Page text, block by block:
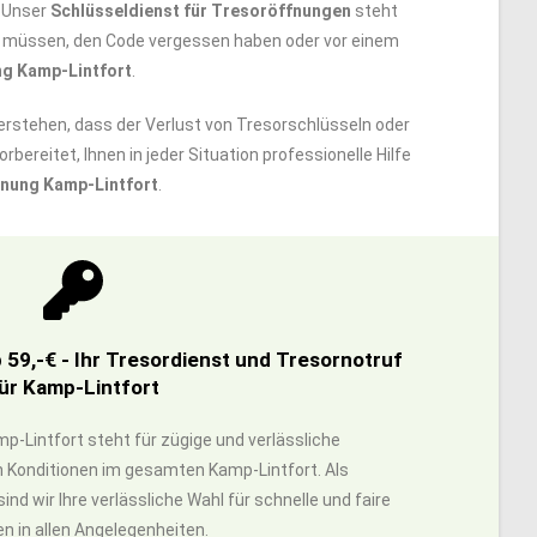
Schlüsseldienst für Tresoröffnungen steht
den Code vergessen haben oder vor einem
Kamp-Lintfort
dass der Verlust von Tresorschlüsseln oder
Ihnen in jeder Situation professionelle Hilfe
Kamp-Lintfort
€ - Ihr Tresordienst und Tresornotruf
Kamp-Lintfort
Lintfort steht für zügige und verlässliche
im gesamten Kamp-Lintfort. Als
wir Ihre verlässliche Wahl für schnelle und faire
in allen Angelegenheiten.